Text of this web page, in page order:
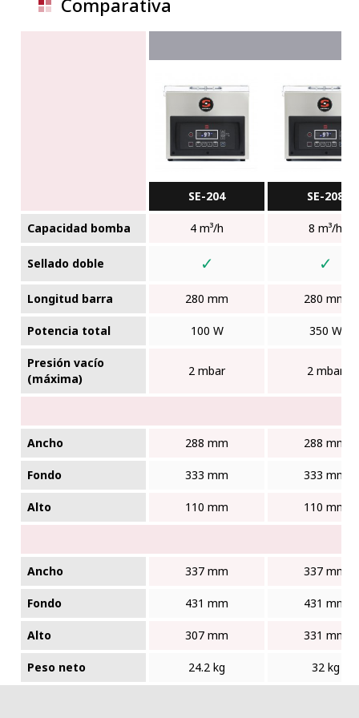
SE-204 SE-208
Capacidad bomba 4 m³/h 8 m³/h
Sellado doble ✓ ✓
Longitud barra 280 mm 280 mm
Potencia total 100 W 350 W
Presión vacío
(máxima)
2 mbar 2 mbar
Ancho 288 mm 288 mm
Fondo 333 mm 333 mm
Alto 110 mm 110 mm
Ancho 337 mm 337 mm
Fondo 431 mm 431 mm
Alto 307 mm 331 mm
Peso neto 24.2 kg 32 kg